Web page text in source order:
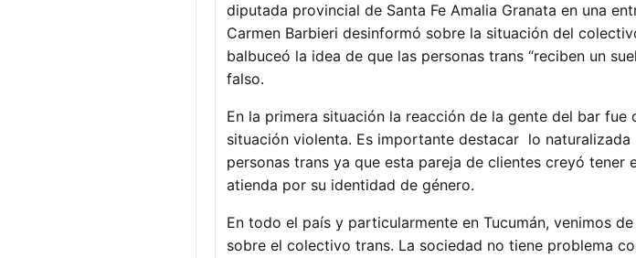
diputada provincial de Santa Fe Amalia Granata en una
Carmen Barbieri desinformó sobre la situación del
balbuceó la idea de que las personas trans “reciben un
falso.
En la primera situación la reacción de la gente del bar fue
situación violenta. Es importante destacar lo
personas trans ya que esta pareja de clientes creyó tener
atienda por su identidad de género.
En todo el país y particularmente en Tucumán, venimos
sobre el colectivo trans. La sociedad no tiene problema